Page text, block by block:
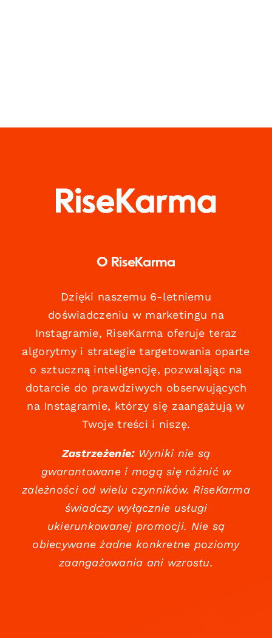
O RiseKarma
Dzięki naszemu 6-letniemu
doświadczeniu w marketingu na
Instagramie, RiseKarma oferuje teraz
algorytmy i strategie targetowania oparte
o sztuczną inteligencję, pozwalając na
dotarcie do prawdziwych obserwujących
na Instagramie, którzy się zaangażują w
Twoje treści i niszę.
Zastrzeżenie:Wyniki nie są
gwarantowane i mogą się różnić w
zależności od wielu czynników. RiseKarma
świadczy wyłącznie usługi
ukierunkowanej promocji. Nie są
obiecywane żadne konkretne poziomy
zaangażowania ani wzrostu.